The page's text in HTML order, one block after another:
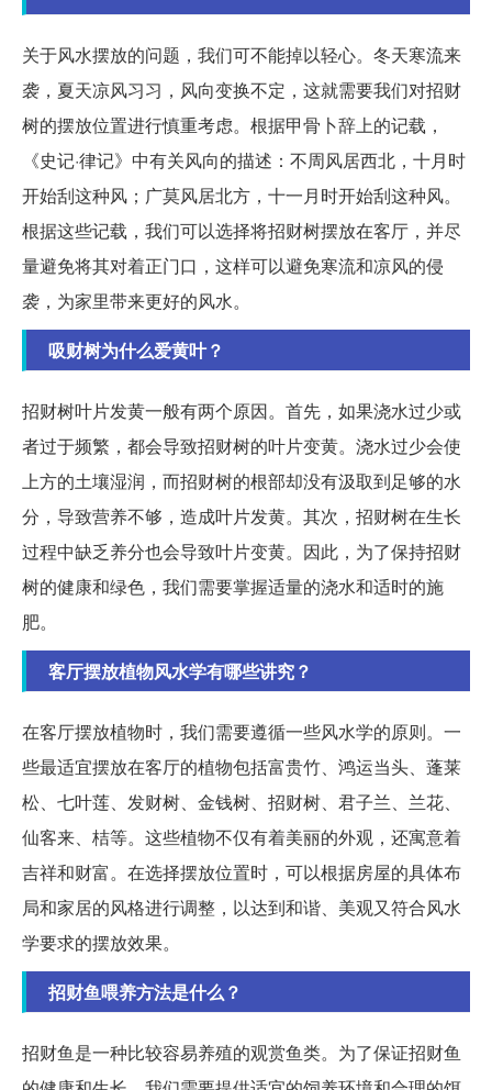
关于风水摆放的问题，我们可不能掉以轻心。冬天寒流来
袭，夏天凉风习习，风向变换不定，这就需要我们对招财
树的摆放位置进行慎重考虑。根据甲骨卜辞上的记载，
《史记·律记》中有关风向的描述：不周风居西北，十月时
开始刮这种风；广莫风居北方，十一月时开始刮这种风。
根据这些记载，我们可以选择将招财树摆放在客厅，并尽
量避免将其对着正门口，这样可以避免寒流和凉风的侵
袭，为家里带来更好的风水。
吸财树为什么爱黄叶？
招财树叶片发黄一般有两个原因。首先，如果浇水过少或
者过于频繁，都会导致招财树的叶片变黄。浇水过少会使
上方的土壤湿润，而招财树的根部却没有汲取到足够的水
分，导致营养不够，造成叶片发黄。其次，招财树在生长
过程中缺乏养分也会导致叶片变黄。因此，为了保持招财
树的健康和绿色，我们需要掌握适量的浇水和适时的施
肥。
客厅摆放植物风水学有哪些讲究？
在客厅摆放植物时，我们需要遵循一些风水学的原则。一
些最适宜摆放在客厅的植物包括富贵竹、鸿运当头、蓬莱
松、七叶莲、发财树、金钱树、招财树、君子兰、兰花、
仙客来、桔等。这些植物不仅有着美丽的外观，还寓意着
吉祥和财富。在选择摆放位置时，可以根据房屋的具体布
局和家居的风格进行调整，以达到和谐、美观又符合风水
学要求的摆放效果。
招财鱼喂养方法是什么？
招财鱼是一种比较容易养殖的观赏鱼类。为了保证招财鱼